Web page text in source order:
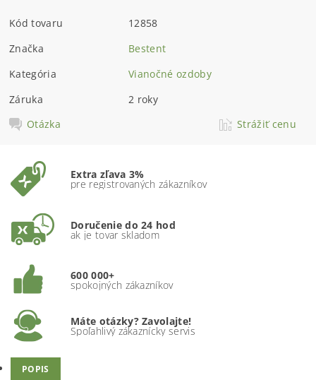
Kód tovaru
12858
Značka
Bestent
Kategória
Vianočné ozdoby
Záruka
2 roky
Otázka
Strážiť cenu
Extra zľava 3%
pre registrovaných zákazníkov
Doručenie do 24 hod
ak je tovar skladom
600 000+
spokojných zákazníkov
Máte otázky? Zavolajte!
Spoľahlivý zákaznícky servis
POPIS